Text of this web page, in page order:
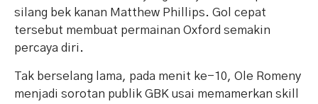
silang bek kanan Matthew Phillips. Gol cepat
tersebut membuat permainan Oxford semakin
percaya diri.
Tak berselang lama, pada menit ke-10, Ole Romeny
menjadi sorotan publik GBK usai memamerkan skill